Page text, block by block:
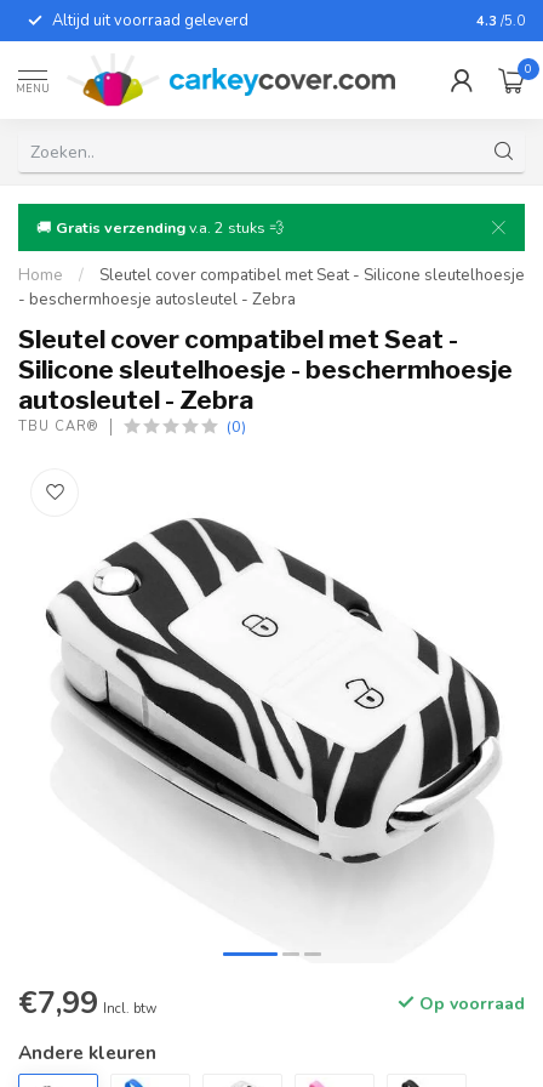
Altijd uit voorraad geleverd Voor
4.3 /5.0
MENU
0
🚚 Gratis verzendingv.a. 2 stuks 💨
Home /
Sleutel cover compatibel met Seat - Silicone sleutelhoesje
- beschermhoesje autosleutel - Zebra
Sleutel cover compatibel met Seat -
Silicone sleutelhoesje - beschermhoesje
autosleutel - Zebra
TBU CAR® (0)
€7,99 Incl. btw Op voorraad
Andere kleuren